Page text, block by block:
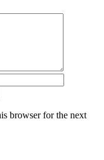
browser for the next